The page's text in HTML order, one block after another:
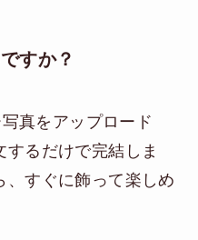
すか？
真をアップロード
するだけで完結しま
、すぐに飾って楽しめ